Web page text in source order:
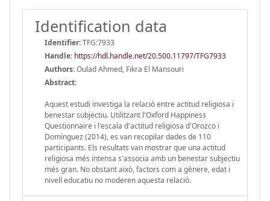
Identification data
Identifier:TFG:7933
Handle: https://hdl.handle.net/20.500.11797/TFG7933
Authors:Oulad Ahmed, Fikra El Mansouri
Abstract:
Aquest estudi investiga la relació entre actitud religiosa i
benestar subjectiu. Utilitzant l'Oxford Happiness
Questionnaire i l'escala d'actitud religiosa d'Orozco i
Domínguez (2014), es van recopilar dades de 110
participants. Els resultats van mostrar que una actitud
religiosa més intensa s'associa amb un benestar subjectiu
més gran. No obstant això, factors com a gènere, edat i
nivell educatiu no moderen aquesta relació.